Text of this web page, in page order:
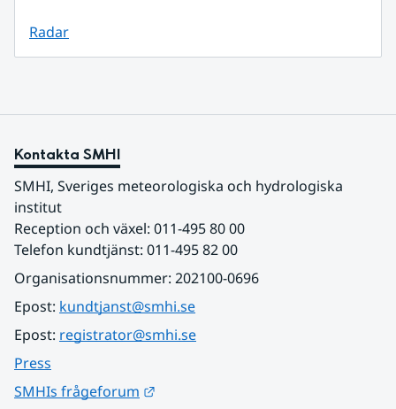
Radar
Kontakta SMHI
SMHI, Sveriges meteorologiska och hydrologiska
institut
Reception och växel: 011-495 80 00
Telefon kundtjänst: 011-495 82 00
Organisationsnummer: 202100-0696
Epost: kundtjanst@smhi.se
Epost: registrator@smhi.se
Press
SMHIs frågeforum